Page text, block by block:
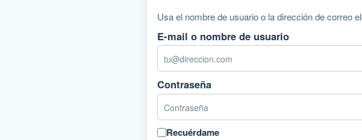
Usa el nombre de usuario o la dirección de correo
E-mail o nombre de usuario
Contraseña
Recuérdame